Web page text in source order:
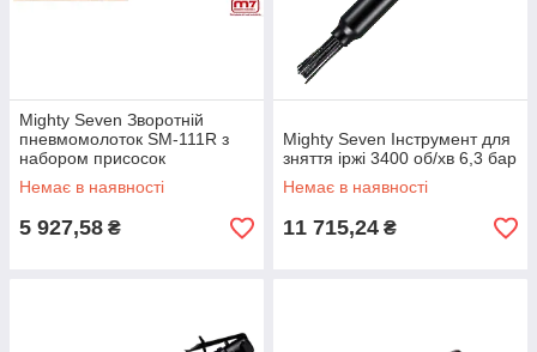
Mighty Seven Зворотній
пневмомолоток SM-111R з
набором присосок
Немає в наявності
5 927,58 ₴
Mighty Seven Інструмент для
зняття іржі 3400 об/хв 6,3 бар
Немає в наявності
11 715,24 ₴